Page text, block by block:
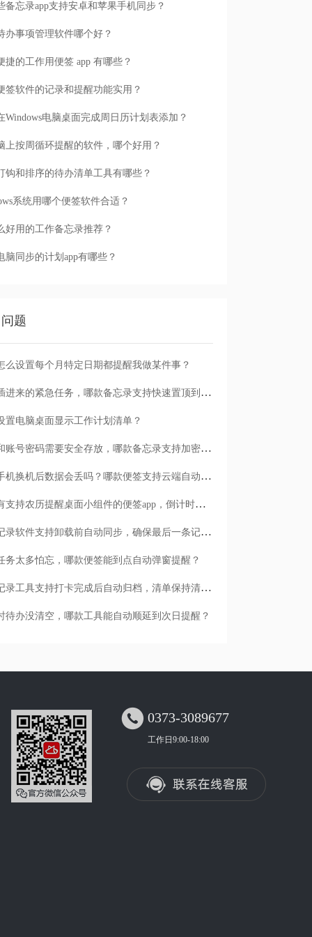
备忘录app支持安卓和苹果手机同步？
办事项管理软件哪个好？
捷的工作用便签 app 有哪些？
签软件的记录和提醒功能实用？
Windows电脑桌面完成周日历计划表添加？
上按周循环提醒的软件，哪个好用？
钩和排序的待办清单工具有哪些？
系统用哪个便签软件合适？
好用的工作备忘录推荐？
脑同步的计划app有哪些？
题
么设置每个月特定日期都提醒我做某件事？
临时插进来的紧急任务，哪款备忘录支持快速置顶到清单首位？
置电脑桌面显示工作计划清单？
日记和账号密码需要安全存放，哪款备忘录支持加密保护？
安卓手机换机后数据会丢吗？哪款便签支持云端自动备份？
有没有支持农历提醒桌面小组件的便签app，倒计时一目了然
哪款记录软件支持卸载前自动同步，确保最后一条记录不丢失？
务太多怕忘，哪款便签能到点自动弹窗提醒？
哪款记录工具支持打卡完成后自动归档，清单保持清爽？
待办没清空，哪款工具能自动顺延到次日提醒？
 0373-3089677
工作日9:00-18:00